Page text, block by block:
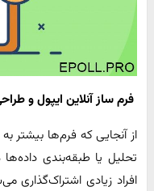
فرم ساز آنلاین ایپول و
از آنجایی که فرم‌ها بیشتر
تحلیل یا طبقه‌بندی داده‌ها
افراد زیادی اشتراک‌گذاری